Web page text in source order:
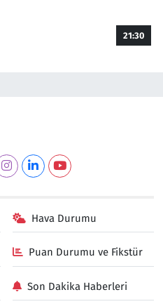
21:30
Hava Durumu
Puan Durumu ve Fikstür
Son Dakika Haberleri